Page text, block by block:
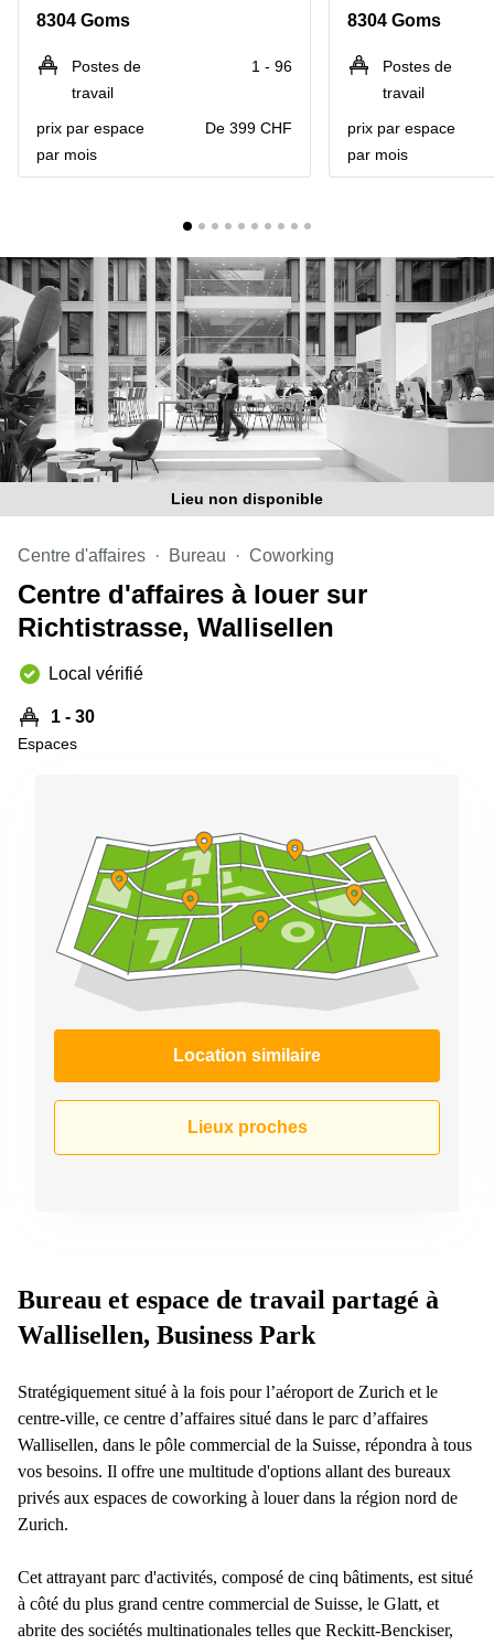
Genève
Coworking
Coworking
Basel
Coworking
Neuchâtel
Coworking
Bienne
Coworking
Nyon
Coworking
Versoix
Coworking
Meyrin
Salle
réunion
Zurich
Salles
de
Genève
Salle de
Lausanne
Lausanne
Rue de
1
Genève
Place
Fusterie
Corraterie
5 Genève
Place
Casa-
Bamba
1-3
Genève
Rue de
Lausanne
69
Louis-
18
de l’Ile
Genève
Route
Esplanade
de Pont-
Rouge 4
Lancy
Route
Meyrin
de la
Drance 2
Route
Pièce
1
Rolle
10 Zürich
8304 Goms
Postes de
travail
1 - 96
prix par espace
par mois
De 399 CHF
8304 Goms
Postes de
travail
prix par espace
par mois
Lieu non disponible
Centre d'affaires Bureau Coworking
Centre d'affaires à louer sur
Richtistrasse, Wallisellen
Local vérifié
1 - 30
Espaces
Location similaire
Lieux proches
Bureau et espace de travail partagé à
Wallisellen, Business Park
Stratégiquement situé à la fois pour l’aéroport de Zurich et le
centre-ville, ce centre d’affaires situé dans le parc d’affaires
Wallisellen, dans le pôle commercial de la Suisse, répondra à tous
vos besoins. Il offre une multitude d'options allant des bureaux
privés aux espaces de coworking à louer dans la région nord de
Zurich.
Cet attrayant parc d'activités, composé de cinq bâtiments, est situé
à côté du plus grand centre commercial de Suisse, le Glatt, et
abrite des sociétés multinationales telles que Reckitt-Benckiser,